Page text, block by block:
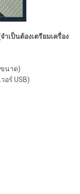
เป็นต้องเตรียมเครื่อง
ขนาด)
อร์ USB)